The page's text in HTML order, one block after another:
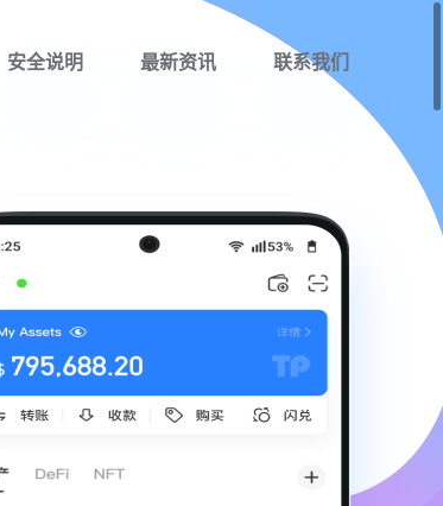
安全说明 最新资讯 联系我们